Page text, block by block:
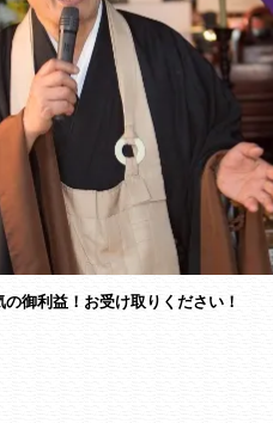
御利益！お受け取りください！